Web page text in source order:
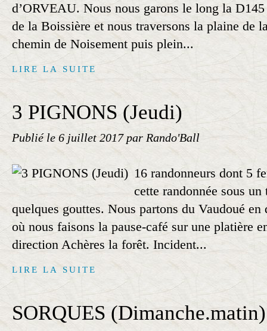
d’ORVEAU. Nous nous garons le long la
de la Boissière et nous traversons la plaine de
chemin de Noisement puis plein...
LIRE LA SUITE
3 PIGNONS (Jeudi)
Publié le 6 juillet 2017 par Rando'Ball
16 randonneurs dont 5
cette randonnée sous un
quelques gouttes. Nous partons du Vaudoué
où nous faisons la pause-café sur une platière
direction Achères la forêt. Incident...
LIRE LA SUITE
SORQUES (Dimanche.matin)